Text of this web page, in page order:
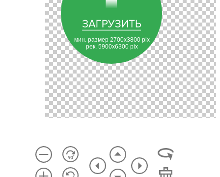
мин. размер 2700х3800 pix
рек. 5900х6300 pix